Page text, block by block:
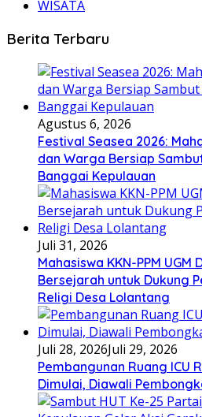
WISATA
Berita Terbaru
Agustus 6, 2026
Festival Seasea 2026:
dan Warga Bersiap
Banggai Kepulauan
Juli 31, 2026
Mahasiswa KKN-PPM UGM
Bersejarah untuk Dukung
Religi Desa Lolantang
Juli 28, 2026Juli 29, 2026
Pembangunan Ruang ICU
Dimulai, Diawali